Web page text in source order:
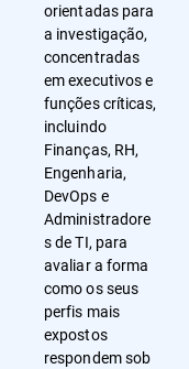
orientadas para
a investigação,
concentradas
em executivos e
funções críticas,
incluindo
Finanças, RH,
Engenharia,
DevOps e
Administradore
s de TI, para
avaliar a forma
como os seus
perfis mais
expostos
respondem sob